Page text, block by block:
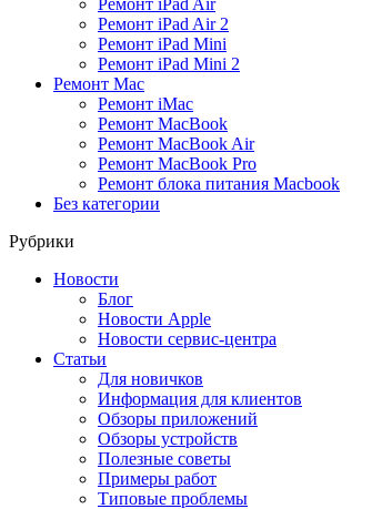
Ремонт iPad Air
Ремонт iPad Air 2
Ремонт iPad Mini
Ремонт iPad Mini 2
Ремонт Mac
Ремонт iMac
Ремонт MacBook
Ремонт MacBook Air
Ремонт MacBook Pro
Ремонт блока питания Macbook
Без категории
Рубрики
Новости
Блог
Новости Apple
Новости сервис-центра
Статьи
Для новичков
Информация для клиентов
Обзоры приложений
Обзоры устройств
Полезные советы
Примеры работ
Типовые проблемы